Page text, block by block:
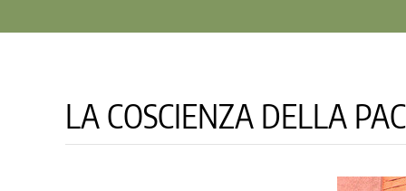
LA COSCIENZA DELLA